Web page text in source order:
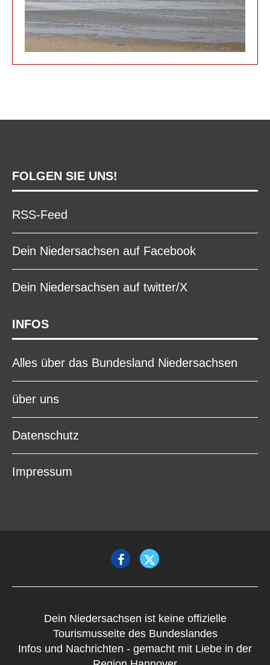
FOLGEN SIE UNS!
RSS-Feed
Dein Niedersachsen auf Facebook
Dein Niedersachsen auf twitter/X
INFOS
Alles über das Bundesland Niedersachsen
über uns
Datenschutz
Impressum
Dein Niedersachsen ist keine offizielle
Tourismusseite des Bundeslandes
Infos und Nachrichten - gemacht mit Liebe in der